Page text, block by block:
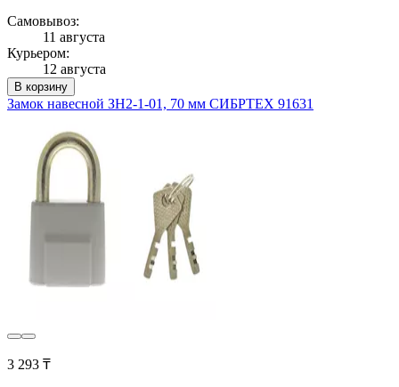
Самовывоз:
11 августа
Курьером:
12 августа
В корзину
Замок навесной ЗН2-1-01, 70 мм СИБРТЕХ 91631
3 293 ₸